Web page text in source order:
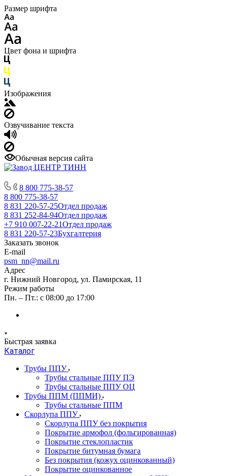
Размер шрифта
Цвет фона и шрифта
Изображения
Озвучивание текста
Обычная версия сайта
8 800 775-38-57
8 800 775-38-57
8 831 220-57-25Отдел продаж
8 831 252-84-94Отдел продаж
+7 910 007-22-21Отдел продаж
8 831 220-57-23Бухгалтерия
Заказать звонок
E-mail
psm_nn@mail.ru
Адрес
г. Нижний Новгород, ул. Памирская, 11
Режим работы
Пн. – Пт.: с 08:00 до 17:00
Быстрая заявка
Каталог
Трубы ППУ
Трубы стальные ППУ ПЭ
Трубы стальные ППУ ОЦ
Трубы ППМ (ППМИ)
Трубы стальные ППМ
Скорлупа ППУ
Скорлупа ППУ без покрытия
Покрытие армофол (фольгированная)
Покрытие стеклопластик
Покрытие битумная бумага
Без покрытия (кожух оцинкованный)
Покрытие оцинкованное